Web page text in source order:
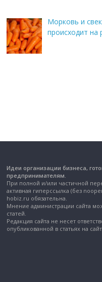
Морковь и
происходит на
Идеи организации бизнеса,
предпринимателям.
При полной и/или частичной
активная гиперссылка (без
hobiz.ru обязательна.
Мнение администрации сайта
статей.
Редакция сайта не несет
опубликованной в статьях на